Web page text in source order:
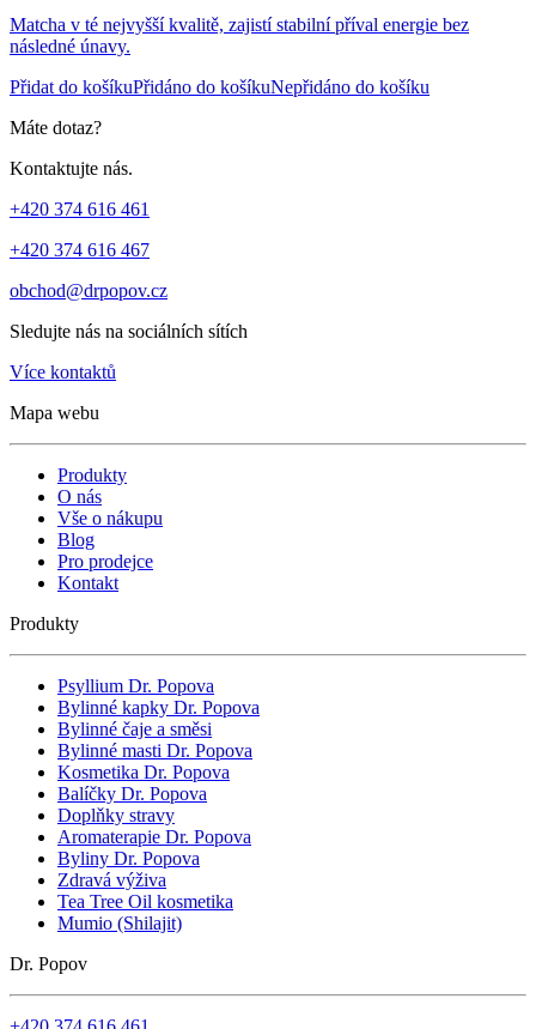
Matcha v té nejvyšší kvalitě, zajistí stabilní příval energie bez
následné únavy.
Přidat do košíkuPřidáno do košíkuNepřidáno do košíku
Máte dotaz?
Kontaktujte nás.
+420 374 616 461
+420 374 616 467
obchod@drpopov.cz
Sledujte nás na sociálních sítích
Více kontaktů
Mapa webu
Produkty
O nás
Vše o nákupu
Blog
Pro prodejce
Kontakt
Produkty
Psyllium Dr. Popova
Bylinné kapky Dr. Popova
Bylinné čaje a směsi
Bylinné masti Dr. Popova
Kosmetika Dr. Popova
Balíčky Dr. Popova
Doplňky stravy
Aromaterapie Dr. Popova
Byliny Dr. Popova
Zdravá výživa
Tea Tree Oil kosmetika
Mumio (Shilajit)
Dr. Popov